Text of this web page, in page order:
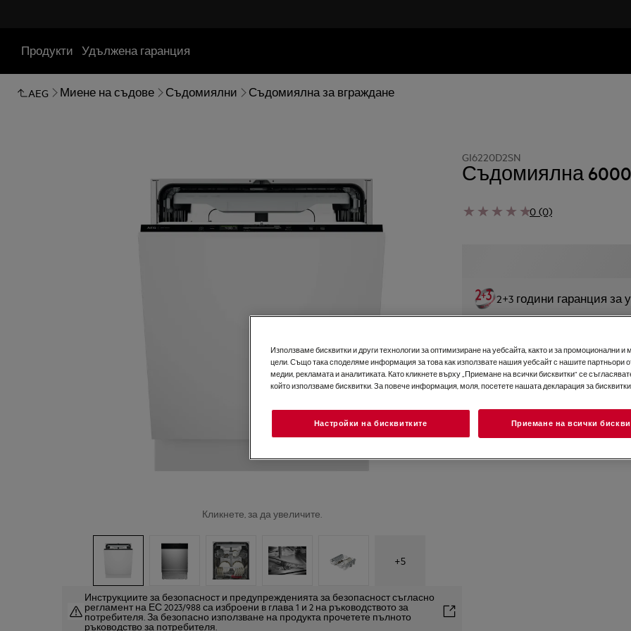
Продукти Удължена гаранция
AEG Миене на съдове Съдомиялни Съдомиялна за вграждане
Кликнете, за да увеличите.
+5
Инструкциите за безопасност и предупрежденията за безопасност съгласно
регламент на ЕС 2023/988 са изброени в глава 1 и 2 на ръководството за
потребителя. За безопасно използване на продукта прочетете пълното
ръководство за потребителя.
GI6220D2SN
Съдомиялна 6000
0 (0)
2+3 години гаранция за
Използваме бисквитки и други технологии за оптимизиране на уебсайта, както и за промоционални и
цели. Също така споделяме информация за това как използвате нашия уебсайт с нашите партньори
медии, рекламата и аналитиката. Като кликнете върху „Приемане на всички бисквитки“ се
който използваме бисквитки. За повече информация, моля, посетете нашата декларация за бисквитки.
Настройки на бисквитките Приемане на всички